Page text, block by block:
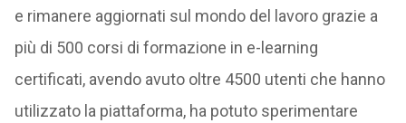
e rimanere aggiornati sul mondo del lavoro grazie a
più di 500 corsi di formazione in e-learning
certificati, avendo avuto oltre 4500 utenti che hanno
utilizzato la piattaforma, ha potuto sperimentare